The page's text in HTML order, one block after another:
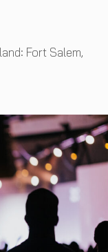
Fort Salem,